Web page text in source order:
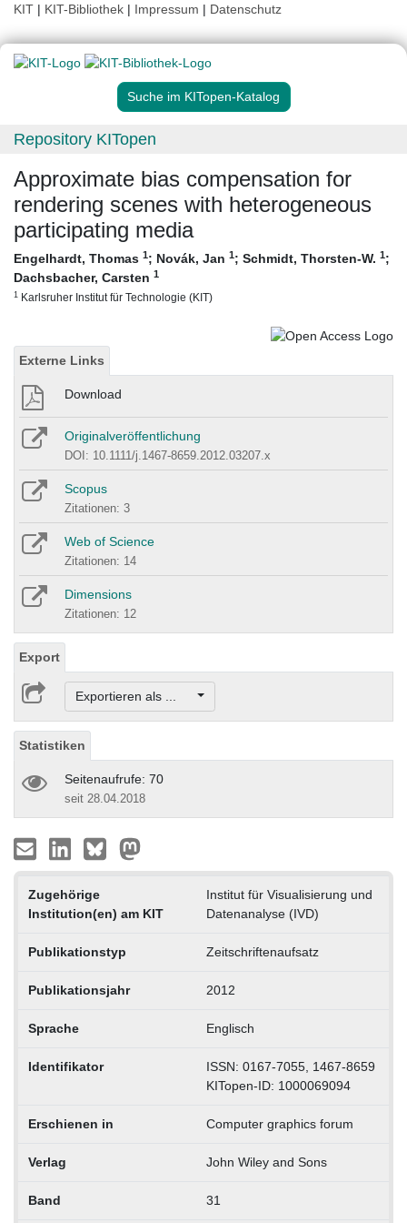
KIT | KIT-Bibliothek | Impressum | Datenschutz
Suche im KITopen-Katalog
Repository KITopen
Approximate bias compensation for
rendering scenes with heterogeneous
participating media
Engelhardt, Thomas 1; Novák, Jan 1; Schmidt, Thorsten-W. 1;
Dachsbacher, Carsten 1
1 Karlsruher Institut für Technologie (KIT)
Externe Links
Download
Originalveröffentlichung
DOI: 10.1111/j.1467-8659.2012.03207.x
Scopus
Zitationen: 3
Web of Science
Zitationen: 14
Dimensions
Zitationen: 12
Export
Exportieren als ...
Statistiken
Seitenaufrufe: 70
seit 28.04.2018
Zugehörige
Institution(en) am KIT
Institut für Visualisierung und
Datenanalyse (IVD)
Publikationstyp Zeitschriftenaufsatz
Publikationsjahr 2012
Sprache Englisch
Identifikator
ISSN: 0167-7055, 1467-8659
KITopen-ID: 1000069094
Erschienen in Computer graphics forum
Verlag John Wiley and Sons
Band 31